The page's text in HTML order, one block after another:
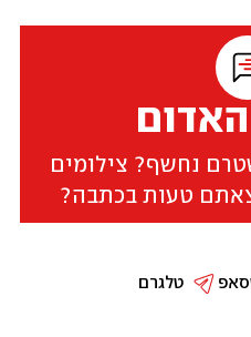
נחשף? צילומים
טעות בכתבה?
טלגרם